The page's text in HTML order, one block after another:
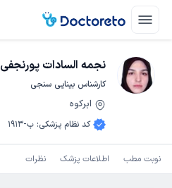
نجمه السادات پورنجفی
کارشناس بینایی سنجی
ابرکوه
کد نظام پزشکی: ب-1913
نوبت مطب اطلاعات پزشک نظرات